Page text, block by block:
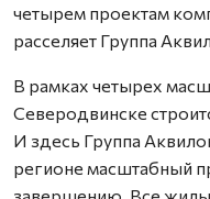
четырем проектам
расселяет Группа
В рамках четырех
Северодвинске
И здесь Группа
регионе масштабный
завершению. Все